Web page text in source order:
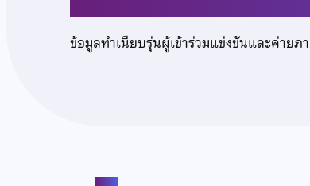
ข้อมูลทำเนียบรุ่นผู้เข้าร่วมแข่งขันและค่าย